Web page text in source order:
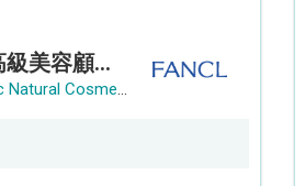
美容顧問 / 高級美容顧問 (Beauty Consultant / Senior Beauty Consultant)
FANCL (Fantastic Natural Cosmetics Limited)